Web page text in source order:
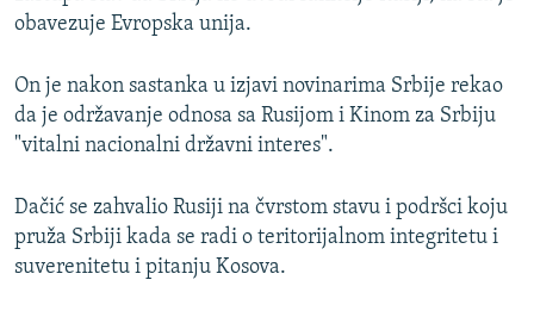
obavezuje Evropska unija.
On je nakon sastanka u izjavi novinarima Srbije rekao
da je održavanje odnosa sa Rusijom i Kinom za Srbiju
"vitalni nacionalni državni interes".
Dačić se zahvalio Rusiji na čvrstom stavu i podršci koju
pruža Srbiji kada se radi o teritorijalnom integritetu i
suverenitetu i pitanju Kosova.